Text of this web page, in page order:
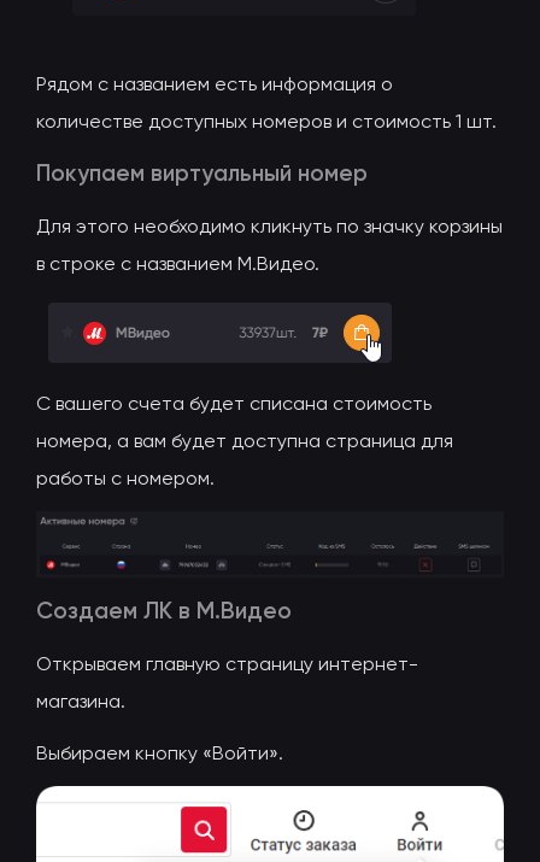
Рядом с названием есть информация о
количестве доступных номеров и стоимость 1 шт.
Покупаем виртуальный номер
Для этого необходимо кликнуть по значку корзины
в строке с названием М.Видео.
С вашего счета будет списана стоимость
номера, а вам будет доступна страница для
работы с номером.
Создаем ЛК в М.Видео
Открываем главную страницу интернет-
магазина.
Выбираем кнопку «Войти».